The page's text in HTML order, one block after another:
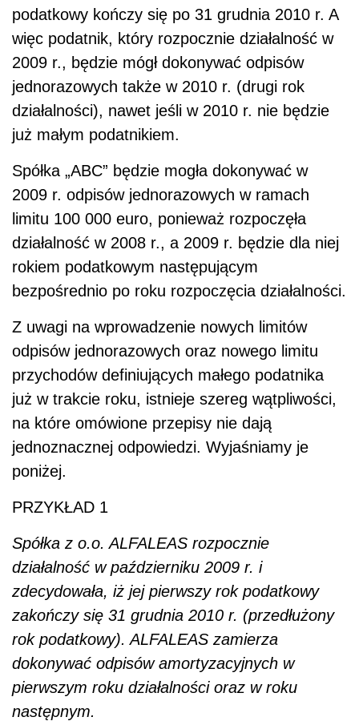
podatkowy kończy się po 31 grudnia 2010 r. A
więc podatnik, który rozpocznie działalność w
2009 r., będzie mógł dokonywać odpisów
jednorazowych także w 2010 r. (drugi rok
działalności), nawet jeśli w 2010 r. nie będzie
już małym podatnikiem.
Spółka „ABC” będzie mogła dokonywać w
2009 r. odpisów jednorazowych w ramach
limitu 100 000 euro, ponieważ rozpoczęła
działalność w 2008 r., a 2009 r. będzie dla niej
rokiem podatkowym następującym
bezpośrednio po roku rozpoczęcia działalności.
Z uwagi na wprowadzenie nowych limitów
odpisów jednorazowych oraz nowego limitu
przychodów definiujących małego podatnika
już w trakcie roku, istnieje szereg wątpliwości,
na które omówione przepisy nie dają
jednoznacznej odpowiedzi. Wyjaśniamy je
poniżej.
PRZYKŁAD 1
Spółka z o.o. ALFALEAS rozpocznie
działalność w październiku 2009 r. i
zdecydowała, iż jej pierwszy rok podatkowy
zakończy się 31 grudnia 2010 r. (przedłużony
rok podatkowy). ALFALEAS zamierza
dokonywać odpisów amortyzacyjnych w
pierwszym roku działalności oraz w roku
następnym.